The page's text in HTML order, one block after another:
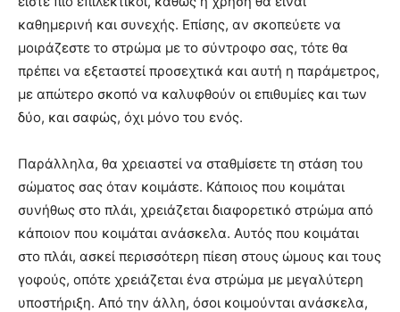
καθημερινή και συνεχής. Επίσης, αν σκοπεύετε να
μοιράζεστε το στρώμα με το σύντροφο σας, τότε θα
πρέπει να εξεταστεί προσεχτικά και αυτή η παράμετρος,
με απώτερο σκοπό να καλυφθούν οι επιθυμίες και των
δύο, και σαφώς, όχι μόνο του ενός.
Παράλληλα, θα χρειαστεί να σταθμίσετε τη στάση του
σώματος σας όταν κοιμάστε. Κάποιος που κοιμάται
συνήθως στο πλάι, χρειάζεται διαφορετικό στρώμα από
κάποιον που κοιμάται ανάσκελα. Αυτός που κοιμάται
στο πλάι, ασκεί περισσότερη πίεση στους ώμους και τους
γοφούς, οπότε χρειάζεται ένα στρώμα με μεγαλύτερη
υποστήριξη. Από την άλλη, όσοι κοιμούνται ανάσκελα,